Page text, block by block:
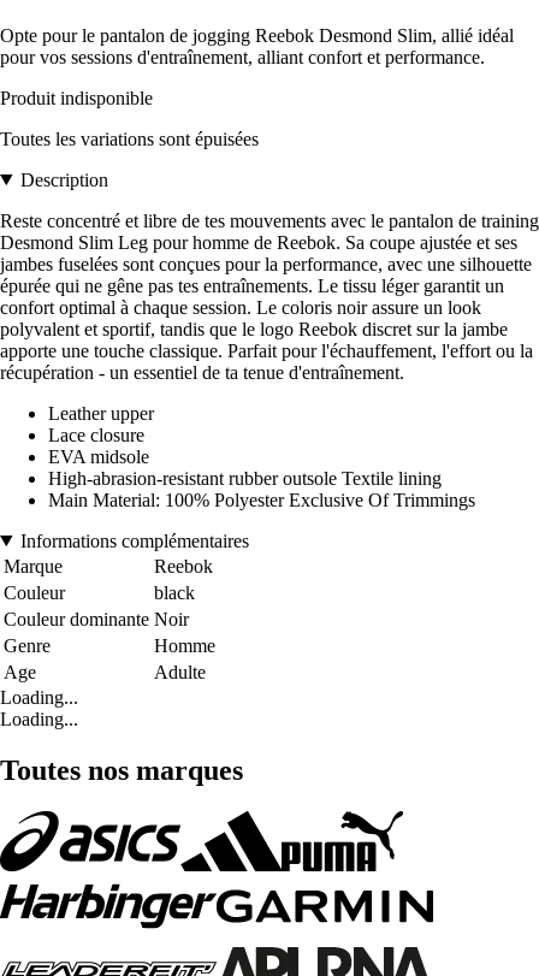
Opte pour le pantalon de jogging Reebok Desmond Slim, allié idéal
pour vos sessions d'entraînement, alliant confort et performance.
Produit indisponible
Toutes les variations sont épuisées
Description
Reste concentré et libre de tes mouvements avec le pantalon de training
Desmond Slim Leg pour homme de Reebok. Sa coupe ajustée et ses
jambes fuselées sont conçues pour la performance, avec une silhouette
épurée qui ne gêne pas tes entraînements. Le tissu léger garantit un
confort optimal à chaque session. Le coloris noir assure un look
polyvalent et sportif, tandis que le logo Reebok discret sur la jambe
apporte une touche classique. Parfait pour l'échauffement, l'effort ou la
récupération - un essentiel de ta tenue d'entraînement.
Leather upper
Lace closure
EVA midsole
High-abrasion-resistant rubber outsole Textile lining
Main Material: 100% Polyester Exclusive Of Trimmings
Informations complémentaires
Marque
Reebok
Couleur
black
Couleur dominante Noir
Genre
Homme
Age
Adulte
Loading...
Loading...
Toutes nos marques